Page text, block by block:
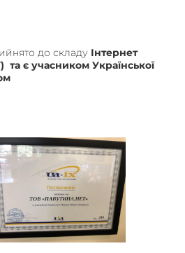
до складу Інтернет
та є учасником Української